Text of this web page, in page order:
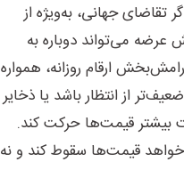
جهانی، به‌ویژه از
می‌تواند دوباره به
ارقام روزانه، همواره
از انتظار باشد یا ذخایر
بیشتر قیمت‌ها حرکت کند.
قیمت‌ها سقوط کند و نه